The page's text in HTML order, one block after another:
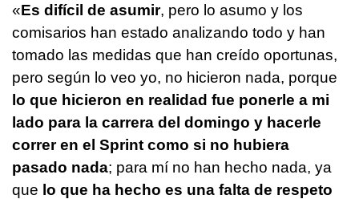
«Es difícil de asumir, pero lo asumo y los
comisarios han estado analizando todo y han
tomado las medidas que han creído oportunas,
pero según lo veo yo, no hicieron nada, porque
lo que hicieron en realidad fue ponerle a mi
lado para la carrera del domingo y hacerle
correr en el Sprint como si no hubiera
pasado nada; para mí no han hecho nada, ya
que lo que ha hecho es una falta de respeto